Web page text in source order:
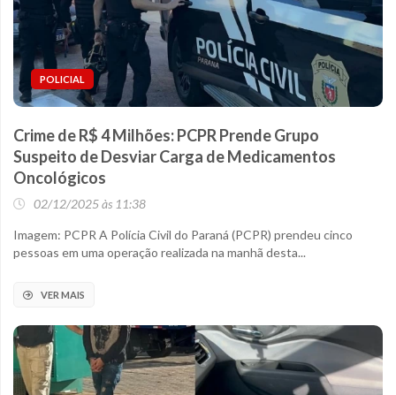
POLICIAL
Crime de R$ 4 Milhões: PCPR Prende Grupo
Suspeito de Desviar Carga de Medicamentos
Oncológicos
02/12/2025 às 11:38
Imagem: PCPR A Polícia Civil do Paraná (PCPR) prendeu cinco
pessoas em uma operação realizada na manhã desta...
VER MAIS